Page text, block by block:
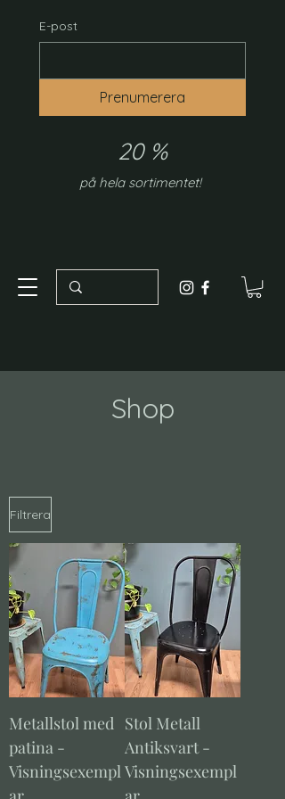
E-post
Prenumerera
20 %
på hela sortimentet!
Shop
Filtrera
Metallstol med
patina -
Visningsexempl
Stol Metall
Antiksvart -
Visningsexempl